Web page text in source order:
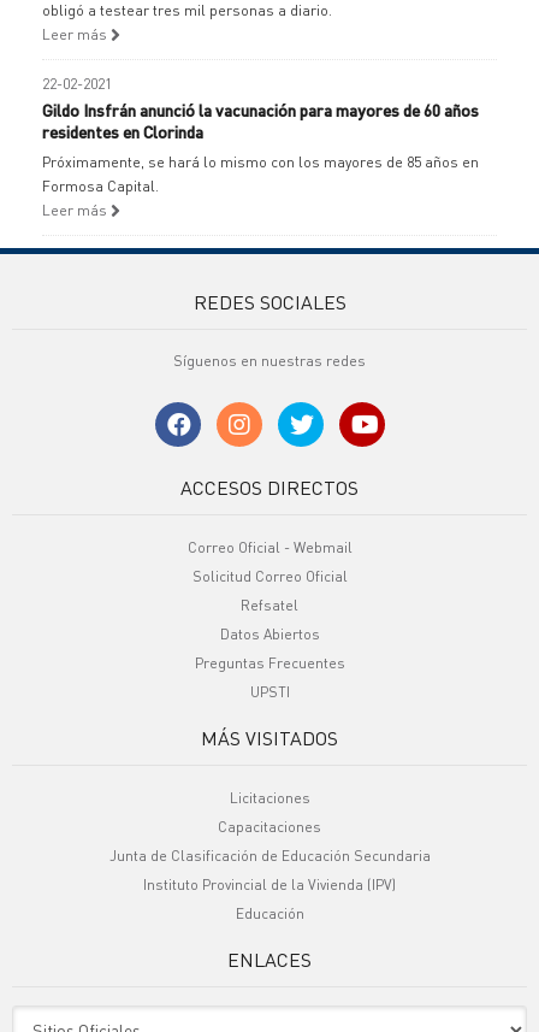
obligó a testear tres mil personas a diario.
Leer más
22-02-2021
Gildo Insfrán anunció la vacunación para mayores de 60 años
residentes en Clorinda
Próximamente, se hará lo mismo con los mayores de 85 años en
Formosa Capital.
Leer más
REDES SOCIALES
Síguenos en nuestras redes
ACCESOS DIRECTOS
Correo Oficial - Webmail
Solicitud Correo Oficial
Refsatel
Datos Abiertos
Preguntas Frecuentes
UPSTI
MÁS VISITADOS
Licitaciones
Capacitaciones
Junta de Clasificación de Educación Secundaria
Instituto Provincial de la Vivienda (IPV)
Educación
ENLACES